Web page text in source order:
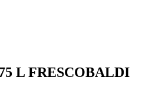
L FRESCOBALDI